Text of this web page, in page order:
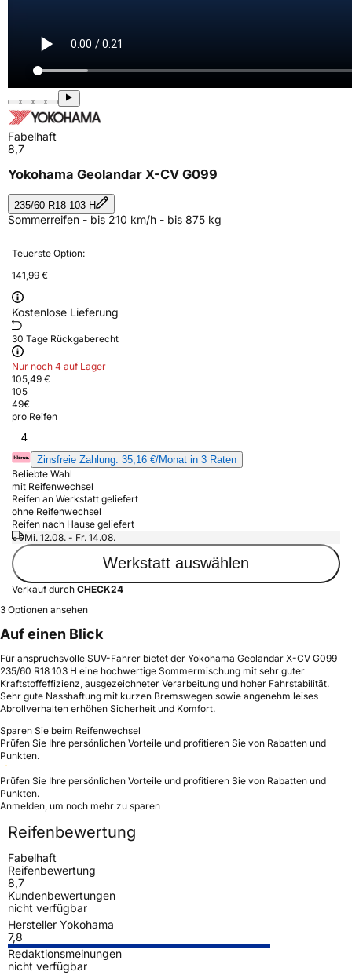
Fabelhaft
8,7
Yokohama Geolandar X-CV G099
235/60 R18 103 H
Sommerreifen - bis 210 km/h - bis 875 kg
Teuerste Option:
141,99 €
Kostenlose Lieferung
30 Tage Rückgaberecht
Nur noch 4 auf Lager
105,49 €
105
49€
pro Reifen
4
Zinsfreie Zahlung: 35,16 €/Monat in 3 Raten
Beliebte Wahl
mit Reifenwechsel
Reifen an Werkstatt geliefert
ohne Reifenwechsel
Reifen nach Hause geliefert
Mi. 12.08. - Fr. 14.08.
Werkstatt auswählen
Verkauf durch CHECK24
3 Optionen ansehen
Auf einen Blick
Für anspruchsvolle SUV-Fahrer bietet der Yokohama Geolandar X-CV G099
235/60 R18 103 H eine hochwertige Sommermischung mit sehr guter
Kraftstoffeffizienz, ausgezeichneter Verarbeitung und hoher Fahrstabilität.
Sehr gute Nasshaftung mit kurzen Bremswegen sowie angenehm leises
Abrollverhalten erhöhen Sicherheit und Komfort.
Sparen Sie beim Reifenwechsel
Prüfen Sie Ihre persönlichen Vorteile und profitieren Sie von Rabatten und
Punkten.
Prüfen Sie Ihre persönlichen Vorteile und profitieren Sie von Rabatten und
Punkten.
Anmelden, um noch mehr zu sparen
Reifenbewertung
Fabelhaft
Reifenbewertung
8,7
Kundenbewertungen
nicht verfügbar
Hersteller Yokohama
7,8
Redaktionsmeinungen
nicht verfügbar